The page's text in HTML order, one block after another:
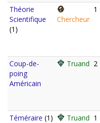
Théorie
Scientifique
(1)
Chercheur
1
Coup-de-
poing
Américain
Truand 2
Téméraire (1) Truand 1